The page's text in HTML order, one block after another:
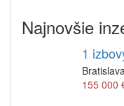
Najnovšie
1
155 000